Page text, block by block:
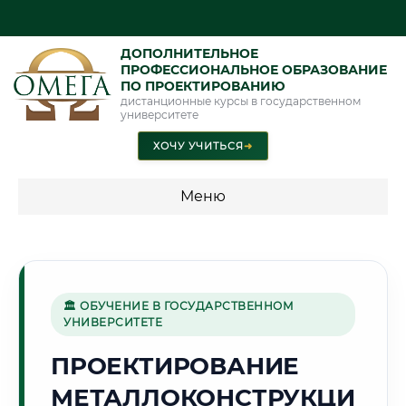
ДОПОЛНИТЕЛЬНОЕ
ПРОФЕССИОНАЛЬНОЕ ОБРАЗОВАНИЕ
ПО ПРОЕКТИРОВАНИЮ
дистанционные курсы в государственном
университете
ХОЧУ УЧИТЬСЯ➜
Меню
🏗️
Г. НАБЕРЕЖНЫЕ ЧЕЛНЫ
🏛 ОБУЧЕНИЕ В ГОСУДАРСТВЕННОМ
УНИВЕРСИТЕТЕ
ПРОЕКТИРОВАНИЕ
МЕТАЛЛОКОНСТРУКЦИ